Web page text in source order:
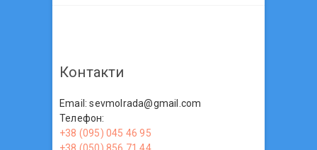
Контакти
Email: sevmolrada@gmail.com
Телефон:
+38 (095) 045 46 95
+38 (050) 856 71 44